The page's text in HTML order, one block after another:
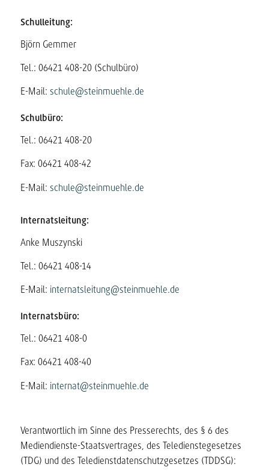
Schulleitung:
Björn Gemmer
Tel.: 06421 408-20 (Schulbüro)
E-Mail: schule@steinmuehle.de
Schulbüro:
Tel.: 06421 408-20
Fax: 06421 408-42
E-Mail: schule@steinmuehle.de
Internatsleitung:
Anke Muszynski
Tel.: 06421 408-14
E-Mail: internatsleitung@steinmuehle.de
Internatsbüro:
Tel.: 06421 408-0
Fax: 06421 408-40
E-Mail: internat@steinmuehle.de
Verantwortlich im Sinne des Presserechts, des § 6 des
Mediendienste-Staatsvertrages, des Teledienstegesetzes
(TDG) und des Teledienstdatenschutzgesetzes (TDDSG):